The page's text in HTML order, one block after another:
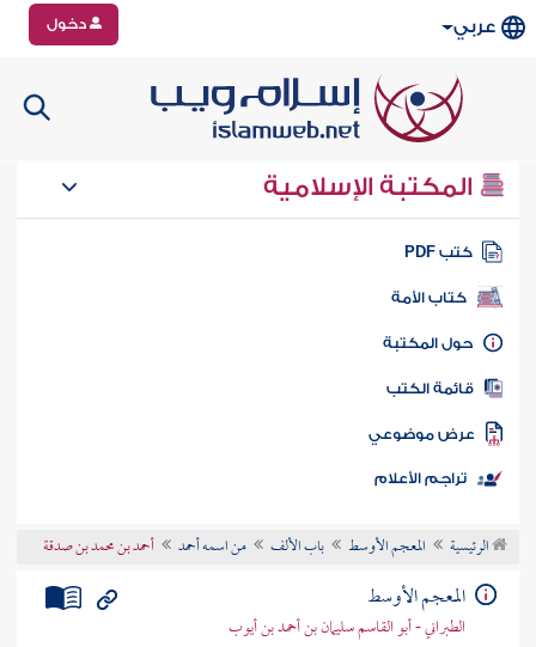
عربي دخول
المكتبة الإسلامية
كتب PDF
كتاب الأمة
المكتبة
الكتب
موضوعي
تراجم الأعلام
الرئيسية المعجم الأوسط باب الألف من اسمه أحمد أحمد بن محمد بن صدقة
المعجم الأوسط
الطبراني - أبو القاسم سليمان بن أحمد بن أيوب